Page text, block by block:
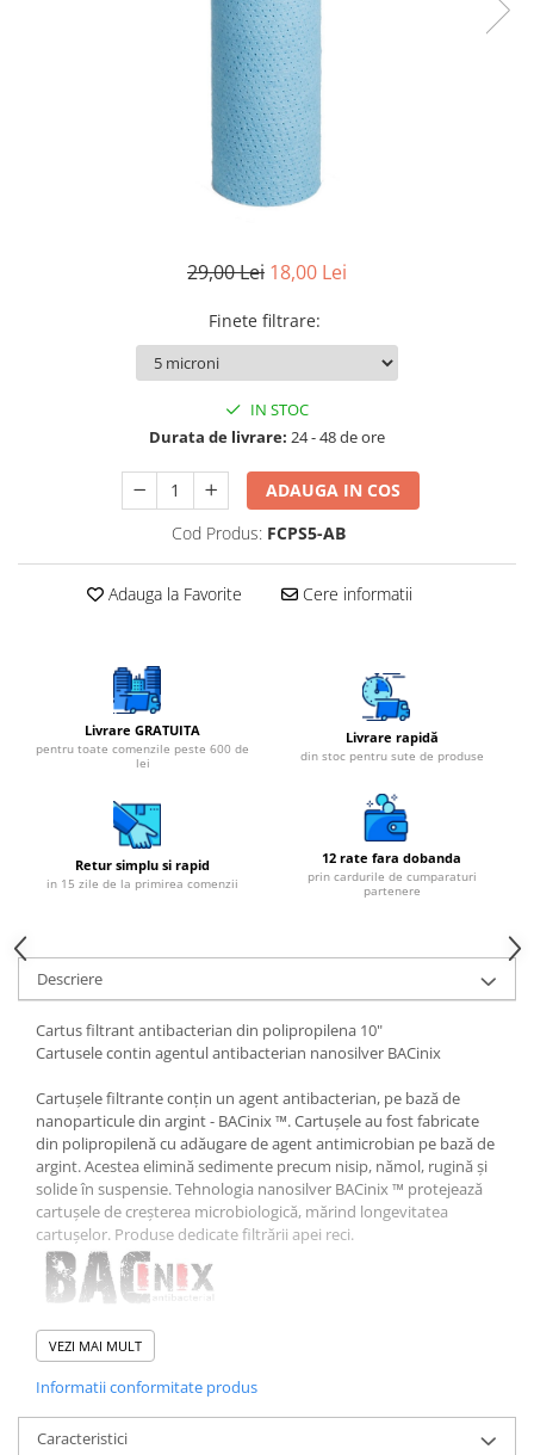
29,00 Lei 18,00 Lei
Finete filtrare:
IN STOC
Durata de livrare: 24 - 48 de ore
ADAUGA IN COS
Cod Produs: FCPS5-AB
Adauga la Favorite Cere informatii
Livrare GRATUITA
pentru toate comenzile peste 600 de
lei
Livrare rapidă
din stoc pentru sute de produse
Retur simplu si rapid
in 15 zile de la primirea comenzii
12 rate fara dobanda
prin cardurile de cumparaturi
partenere
Descriere
Cartus filtrant antibacterian din polipropilena 10"
Cartusele contin agentul antibacterian nanosilver BACinix
Cartușele filtrante conțin un agent antibacterian, pe bază de
nanoparticule din argint - BACinix ™. Cartușele au fost fabricate
din polipropilenă cu adăugare de agent antimicrobian pe bază de
argint. Acestea elimină sedimente precum nisip, nămol, rugină și
solide în suspensie. Tehnologia nanosilver BACinix ™ protejează
cartușele de creșterea microbiologică, mărind longevitatea
cartușelor. Produse dedicate filtrării apei reci.
Material cartuș: Polipropilenă
Presiunea de lucru a cartușului: 6 bari (90 psi)
Dimensiuni : 9 7/8” x 2 1/2” (25 cm x 6,5 cm)
Microni [μ] : 5 ; 20
Perioada inlocuire : 3 - 6 luni
VEZI MAI MULT
Informatii conformitate produs
Caracteristici